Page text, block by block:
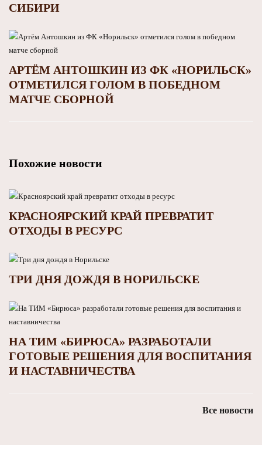
СИБИРИ
АРТЁМ АНТОШКИН ИЗ ФК «НОРИЛЬСК»
ОТМЕТИЛСЯ ГОЛОМ В ПОБЕДНОМ
МАТЧЕ СБОРНОЙ
Похожие новости
КРАСНОЯРСКИЙ КРАЙ ПРЕВРАТИТ
ОТХОДЫ В РЕСУРС
ТРИ ДНЯ ДОЖДЯ В НОРИЛЬСКЕ
НА ТИМ «БИРЮСА» РАЗРАБОТАЛИ
ГОТОВЫЕ РЕШЕНИЯ ДЛЯ ВОСПИТАНИЯ
И НАСТАВНИЧЕСТВА
Все новости